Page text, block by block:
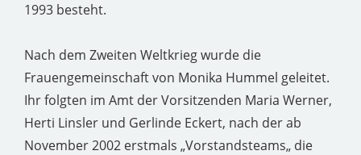
1993 besteht.
Nach dem Zweiten Weltkrieg wurde die
Frauengemeinschaft von Monika Hummel geleitet.
Ihr folgten im Amt der Vorsitzenden Maria Werner,
Herti Linsler und Gerlinde Eckert, nach der ab
November 2002 erstmals „Vorstandsteams„ die